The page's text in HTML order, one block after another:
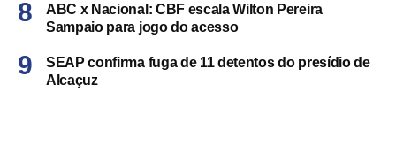
ABC x Nacional: CBF escala Wilton Pereira
Sampaio para jogo do acesso
SEAP confirma fuga de 11 detentos do presídio de
Alcaçuz